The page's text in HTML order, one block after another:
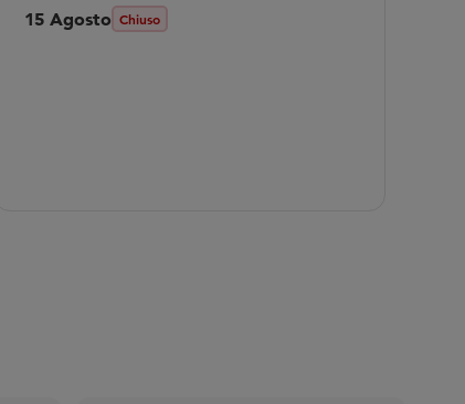
15 Agosto Chiuso